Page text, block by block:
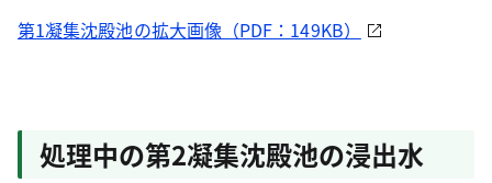
第1凝集沈殿池の拡大画像（PDF：149KB）
処理中の第2凝集沈殿池の浸出水